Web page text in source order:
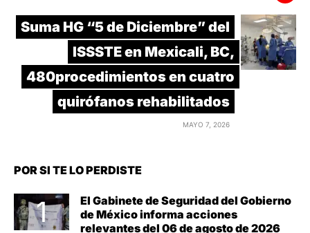
Suma HG “5 de Diciembre” del
ISSSTE en Mexicali, BC,
480procedimientos en cuatro
quirófanos rehabilitados
MAYO 7, 2026
POR SI TE LO PERDISTE
El Gabinete de Seguridad del Gobierno
de México informa acciones
relevantes del 06 de agosto de 2026